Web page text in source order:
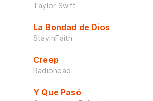
Taylor Swift
La Bondad de Dios
StayInFaith
Creep
Radiohead
Y Que Pasó